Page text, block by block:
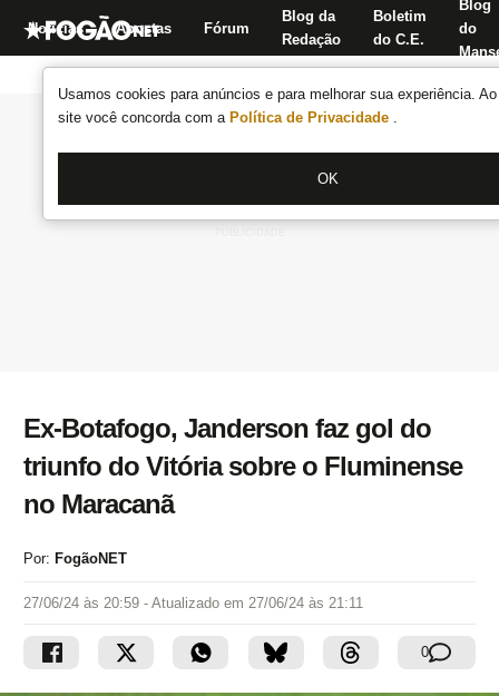
Usamos cookies para anúncios e para melhorar sua experiência.
site você concorda com a Política de Privacidade .
OK
Notícias Apostas Fórum
Blog da
Redação
Boletim
do C.E.
Blog
do
Ex-Botafogo, Janderson faz gol do
triunfo do Vitória sobre o Fluminense
no Maracanã
Por: FogãoNET
27/06/24 às 20:59 - Atualizado em 27/06/24 às 21:11
0